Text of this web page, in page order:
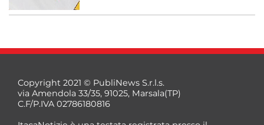
Copyright 2021 © PubliNews S.r.l.s.
via Amendola 33/35, 91025, Marsala(TP)
C.F/P.IVA 02786180816